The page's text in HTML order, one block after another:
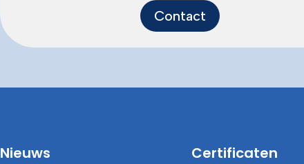
Contact
Nieuws Certificaten